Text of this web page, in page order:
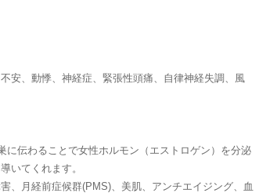
安、動悸、神経症、緊張性頭痛、自律神経失調、風
伝わることで女性ホルモン（エストロゲン）を分泌
いてくれます。
、月経前症候群(PMS)、美肌、アンチエイジング、血